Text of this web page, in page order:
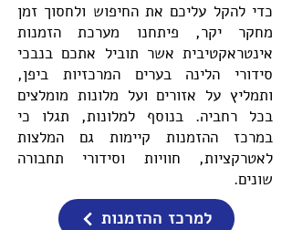
כדי להקל עליכם את החיפוש ולחסוך זמן
מחקר יקר, פיתחנו מערכת הזמנות
אינטראקטיבית אשר תוביל אתכם בנבכי
סידורי הלינה בערים המרכזיות ביפן,
ותמליץ על אזורים ועל מלונות מומלצים
בכל רחביה. בנוסף למלונות, תגלו כי
במרכז ההזמנות קיימות גם המלצות
לאטרקציות, חוויות וסידורי תחבורה
שונים.
למרכז ההזמנות